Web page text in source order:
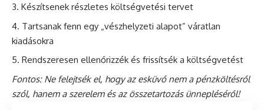
Készítsenek részletes költségvetési tervet
Tartsanak fenn egy „vészhelyzeti alapot” váratlan
kiadásokra
Rendszeresen ellenőrizzék és frissítsék a költségvetést
Fontos: Ne felejtsék el, hogy az esküvő nem a pénzköltésről
szól, hanem a szerelem és az összetartozás ünnepléséről!